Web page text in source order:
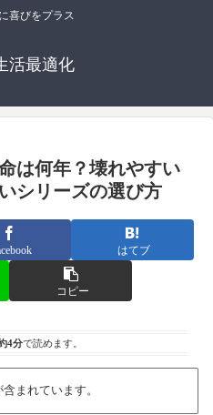
喜びをプラス
活最適化
は何年？壊れやすい
シリーズの選び方
はてブ
コピー
4分で読めます。
まれています。